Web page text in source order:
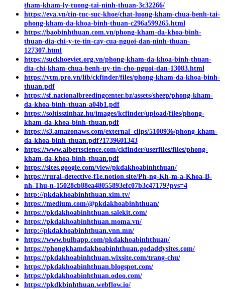
tham-kham-ly-tuong-tai-ninh-thuan-3c32266/
https://eva.vn/tin-tuc-suc-khoe/chat-luong-kham-chua-benh-tai-
phong-kham-da-khoa-binh-thuan-c296a599265.html
https://baobinhthuan.com.vn/phong-kham-da-khoa-binh-
thuan-dia-chi-y-te-tin-cay-cua-nguoi-dan-ninh-thuan-
127307.html
https://suckhoeviet.org.vn/phong-kham-da-khoa-binh-thuan-
dia-chi-kham-chua-benh-uy-tin-cho-nguoi-dan-13083.html
https://vtm.pro.vn/lib/ckfinder/files/phong-kham-da-khoa-binh-
thuan.pdf
https://sf.nationalbreedingcenter.bz/assets/sheep/phong-kham-
da-khoa-binh-thuan-a04b1.pdf
https://soltisszinhaz.hu/images/kcfinder/upload/files/phong-
kham-da-khoa-binh-thuan.pdf
https://s3.amazonaws.com/external_clips/5100936/phong-kham-
da-khoa-binh-thuan.pdf?1739601343
https://www.albertscience.com/ckfinder/userfiles/files/phong-
kham-da-khoa-binh-thuan.pdf
https://sites.google.com/view/pkdakhoabinhthuan/
https://rural-detective-f1e.notion.site/Ph-ng-Kh-m-a-Khoa-B-
nh-Thu-n-15028cb88ea48055893efc07b3c47179?pvs=4
http://pkdakhoabinhthuan.xim.tv/
https://medium.com/@pkdakhoabinhthuan/
https://pkdakhoabinhthuan.salekit.com/
https://pkdakhoabinhthuan.moma.vn/
http://pkdakhoabinhthuan.vnn.mn/
https://www.bulbapp.com/pkdakhoabinhthuan/
https://phongkhamdakhoabinhthuan.godaddysites.com/
https://pkdakhoabinhthuan.wixsite.com/trang-chu/
https://pkdakhoabinhthuan.blogspot.com/
https://pkdakhoabinhthuan.odoo.com/
https://pkdkbinhthuan.webflow.io/